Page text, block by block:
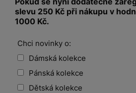
slevu 250 Kč při nákupu v
1000 Kč.
Chci novinky o:
Dámská kolekce
Pánská kolekce
Dětská kolekce